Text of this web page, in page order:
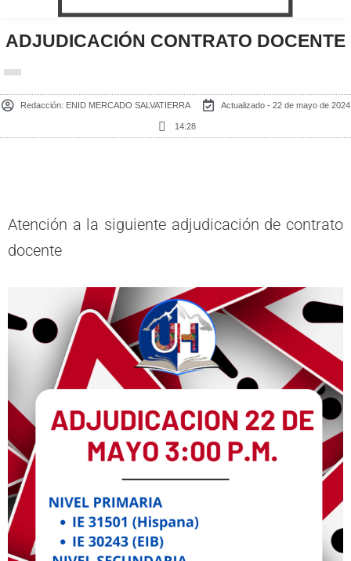
ADJUDICACIÓN CONTRATO DOCENTE
Redacción: ENID MERCADO SALVATIERRA Actualizado - 22 de mayo de 2024
14:28
Atención a la siguiente adjudicación de contrato
docente